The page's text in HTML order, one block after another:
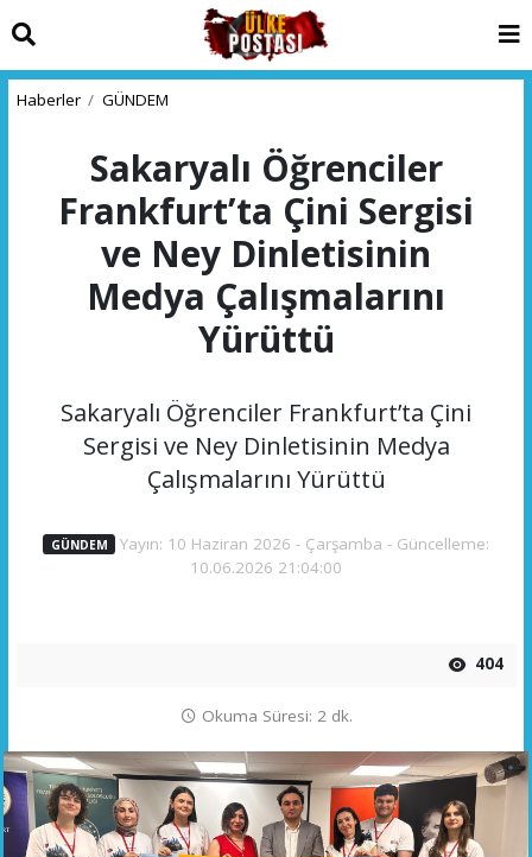
Haberler GÜNDEM
Sakaryalı Öğrenciler
Frankfurt’ta Çini Sergisi
ve Ney Dinletisinin
Medya Çalışmalarını
Yürüttü
Sakaryalı Öğrenciler Frankfurt’ta Çini
Sergisi ve Ney Dinletisinin Medya
Çalışmalarını Yürüttü
GÜNDEM
Yayın: 10 Haziran 2026 - Çarşamba - Güncelleme:
10.06.2026 21:04:00
404
Okuma Süresi: 2 dk.